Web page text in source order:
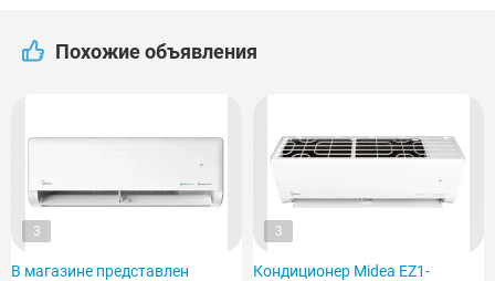
Похожие объявления
3
В магазине представлен
3
Кондиционер Midea EZ1-